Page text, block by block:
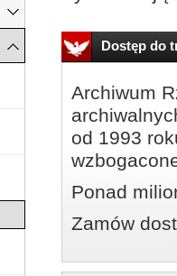
Dostęp do
Archiwum
od 1993
Ponad
Zamów